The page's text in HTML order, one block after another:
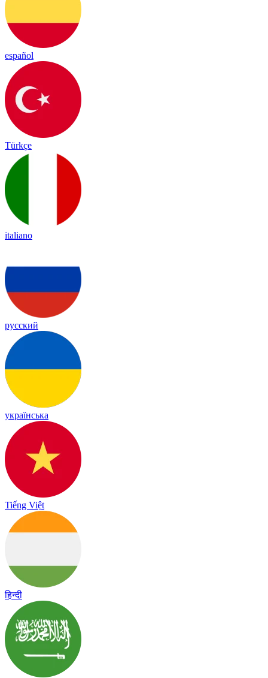
español
Türkçe
italiano
русский
українська
Tiếng Việt
हिन्दी